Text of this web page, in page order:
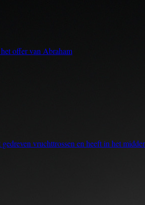
offer van Abraham
vruchttrossen en heeft in het